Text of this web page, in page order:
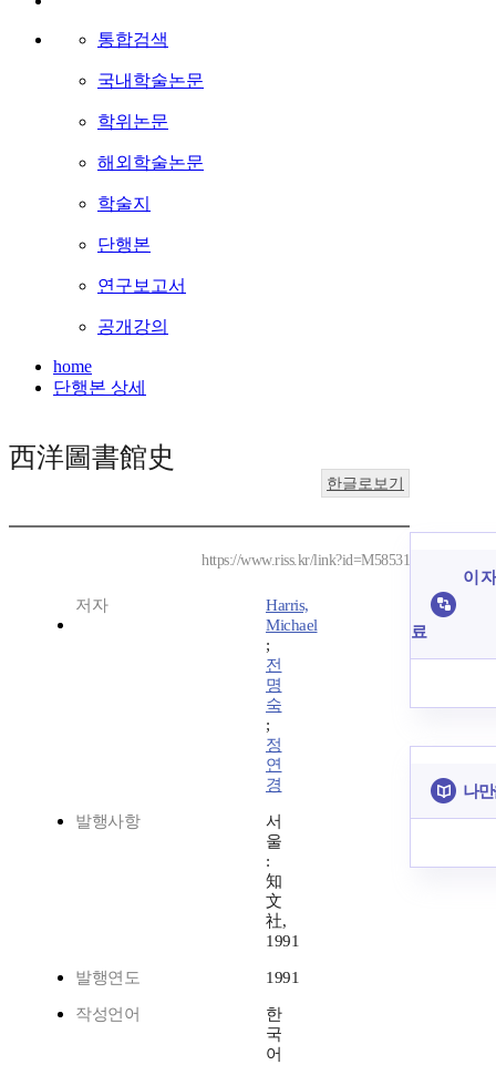
통합검색
국내학술논문
학위논문
해외학술논문
학술지
단행본
연구보고서
공개강의
home
단행본 상세
西洋圖書館史
한글로보기
https://www.riss.kr/link?id=M58531
저자
Harris,
Michael
;
전
명
숙
;
정
연
경
발행사항
서
울
:
知
文
社,
1991
발행연도 1991
작성언어
한
국
어
이
료
나